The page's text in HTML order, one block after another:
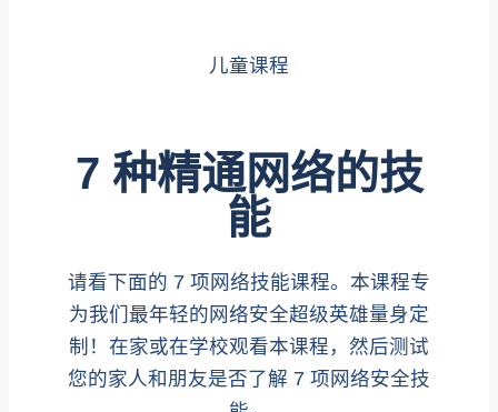
儿童课程
7 种精通网络的技
能
请看下面的 7 项网络技能课程。本课程专
为我们最年轻的网络安全超级英雄量身定
制！在家或在学校观看本课程，然后测试
您的家人和朋友是否了解 7 项网络安全技